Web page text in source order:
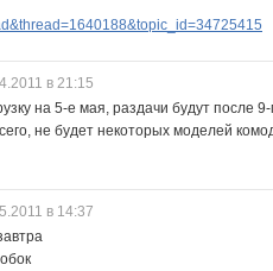
в 21:15
на 5-е мая, раздачи будут после
не будет некоторых моделей
в 14:37